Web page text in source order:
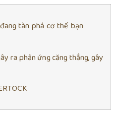
ra phản ứng căng thẳng, gây